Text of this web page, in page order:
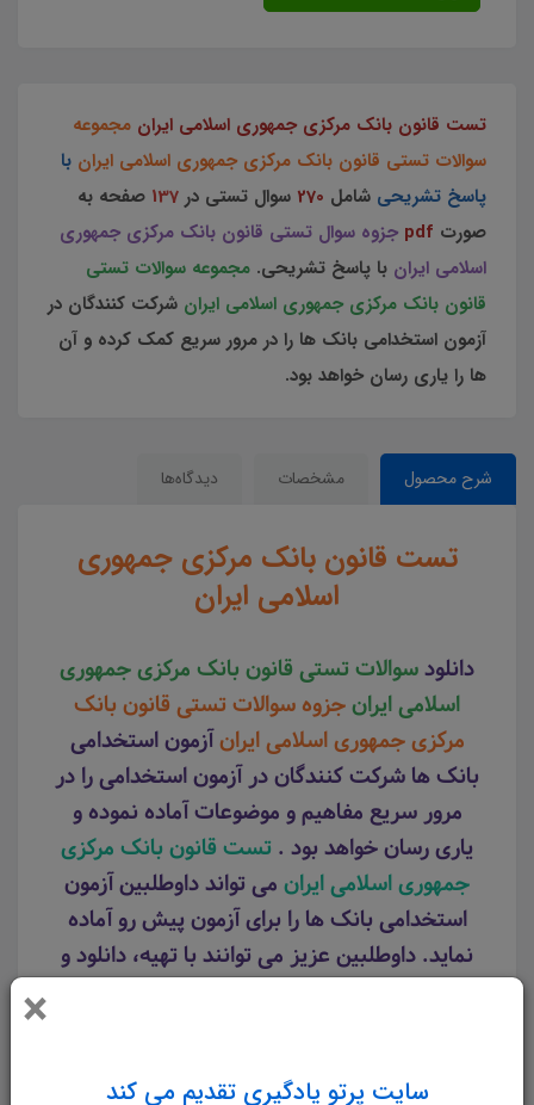
×
سایت پرتو یادگیری تقدیم می کند
تست قانون بانک مرکزی جمهوری اسلامی ایران مجموعه
سوالات تستی قانون بانک مرکزی جمهوری اسلامی ایران با
پاسخ تشریحی شامل 270 سوال تستی در 137 صفحه به
صورت pdf جزوه سوال تستی قانون بانک مرکزی جمهوری
اسلامی ایران با پاسخ تشریحی. مجموعه سوالات تستی
قانون بانک مرکزی جمهوری اسلامی ایران شرکت کنندگان در
آزمون استخدامی بانک ها را در مرور سریع کمک کرده و آن
ها را یاری رسان خواهد بود.
شرح محصول مشخصات دیدگاه‌ها
تست قانون بانک مرکزی جمهوری
اسلامی ایران
دانلودسوالات تستی قانون بانک مرکزی جمهوری
اسلامی ایرانجزوه سوالات تستی قانون بانک
مرکزی جمهوری اسلامی ایرانآزمون استخدامی
بانک ها شرکت کنندگان در آزمون استخدامی را در
مرور سریع مفاهیم و موضوعات آماده نموده و
یاری رسان خواهد بود . تست قانون بانک مرکزی
جمهوری اسلامی ایرانمی تواند داوطلبین آزمون
استخدامی بانک ها را برای آزمون پیش رو آماده
نماید. داوطلبین عزیز می توانند با تهیه، دانلود و